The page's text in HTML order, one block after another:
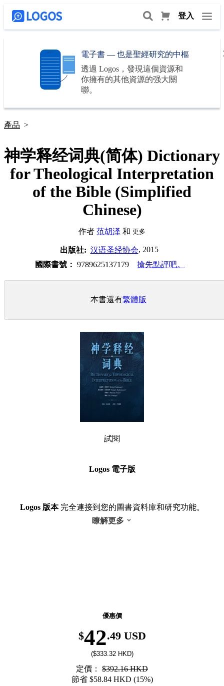
登入
電子書 — 也是聖經研究的中樞
透過 Logos ，發現這個資源和
你擁有的其他資源的强大關
聯。
產品 >
神学释经词典(简体) Dictionary
for Theological Interpretation
of the Bible (Simplified
Chinese)
作者 范胡泽 和 更多
出版社: 汉语圣经协会, 2015
國際書號： 9789625137179 搶先點評吧。
本書還有繁體版
試閱
Logos 電子版
Logos 版本完全連接到您的圖書資料庫和研究功能。
瞭解更多
優惠價
$42.49 USD
($333.32 HKD)
定價： $392.16 HKD
節省 $58.84 HKD (15%)